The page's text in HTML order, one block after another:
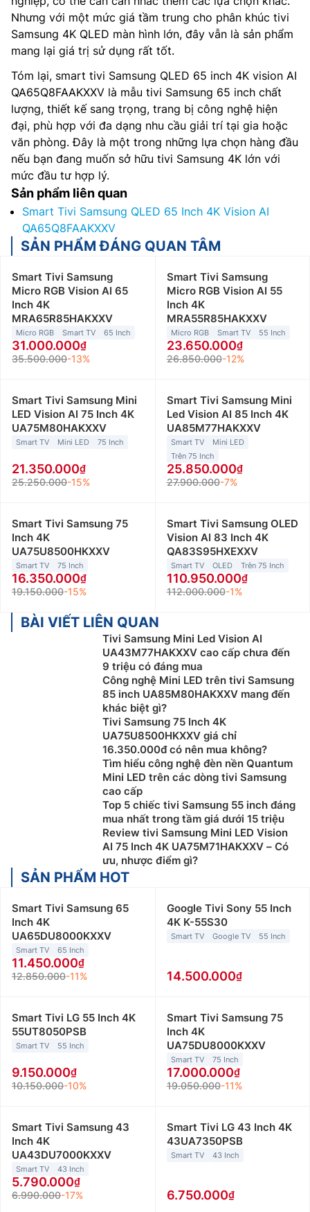
Nhưng với một mức giá tầm trung cho phân khúc tivi
Samsung 4K QLED màn hình lớn, đây vẫn là sản phẩm
mang lại giá trị sử dụng rất tốt.
Tóm lại, smart tivi Samsung QLED 65 inch 4K vision AI
QA65Q8FAAKXXV là mẫu tivi Samsung 65 inch chất
lượng, thiết kế sang trọng, trang bị công nghệ hiện
đại, phù hợp với đa dạng nhu cầu giải trí tại gia hoặc
văn phòng. Đây là một trong những lựa chọn hàng đầu
nếu bạn đang muốn sở hữu tivi Samsung 4K lớn với
mức đầu tư hợp lý.
Sản phẩm liên quan
Smart Tivi Samsung QLED 65 Inch 4K Vision AI
QA65Q8FAAKXXV
SẢN PHẨM ĐÁNG QUAN TÂM
Smart Tivi Samsung
Micro RGB Vision AI 65
Inch 4K
MRA65R85HAKXXV
Micro RGB Smart TV 65 Inch
31.000.000
35.500.000-13%
Smart Tivi Samsung
Micro RGB Vision AI 55
Inch 4K
MRA55R85HAKXXV
Micro RGB Smart TV 55 Inch
23.650.000
26.850.000-12%
Smart Tivi Samsung Mini
LED Vision AI 75 Inch 4K
UA75M80HAKXXV
Smart TV Mini LED 75 Inch
21.350.000
25.250.000-15%
Smart Tivi Samsung Mini
Led Vision AI 85 Inch 4K
UA85M77HAKXXV
Smart TV
Mini LED
Trên 75 Inch
25.850.000
27.900.000-7%
Smart Tivi Samsung 75
Inch 4K
UA75U8500HKXXV
Smart TV 75 Inch
16.350.000
19.150.000-15%
Smart Tivi Samsung OLED
Vision AI 83 Inch 4K
QA83S95HXEXXV
Smart TV OLED Trên 75 Inch
110.950.000
112.000.000-1%
BÀI VIẾT LIÊN QUAN
Tivi Samsung Mini Led Vision AI
UA43M77HAKXXV cao cấp chưa đến
9 triệu có đáng mua
Công nghệ Mini LED trên tivi Samsung
85 inch UA85M80HAKXXV mang đến
khác biệt gì?
Tivi Samsung 75 Inch 4K
UA75U8500HKXXV giá chỉ
16.350.000đ có nên mua không?
Tìm hiểu công nghệ đèn nền Quantum
Mini LED trên các dòng tivi Samsung
cao cấp
Top 5 chiếc tivi Samsung 55 inch đáng
mua nhất trong tầm giá dưới 15 triệu
Review tivi Samsung Mini LED Vision
AI 75 Inch 4K UA75M71HAKXXV – Có
ưu, nhược điểm gì?
SẢN PHẨM HOT
Smart Tivi Samsung 65
Inch 4K
UA65DU8000KXXV
Smart TV 65 Inch
11.450.000
12.850.000-11%
Google Tivi Sony 55 Inch
4K K-55S30
Smart TV Google TV 55 Inch
14.500.000
Smart Tivi LG 55 Inch 4K
55UT8050PSB
Smart TV 55 Inch
9.150.000
10.150.000-10%
Smart Tivi Samsung 75
Inch 4K
UA75DU8000KXXV
Smart TV 75 Inch
17.000.000
19.050.000-11%
Smart Tivi Samsung 43
Inch 4K
UA43DU7000KXXV
Smart TV 43 Inch
5.790.000
6.990.000-17%
Smart Tivi LG 43 Inch 4K
43UA7350PSB
Smart TV 43 Inch
6.750.000